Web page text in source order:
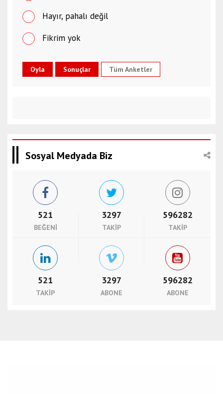
Hayır, pahalı değil
Fikrim yok
Tüm Anketler
Sosyal Medyada Biz
521
BEĞENI
3297
TAKIP
596282
TAKIP
521
TAKIP
3297
ABONE
596282
ABONE